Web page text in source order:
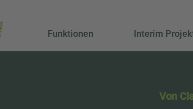
Funktionen Interim
Von